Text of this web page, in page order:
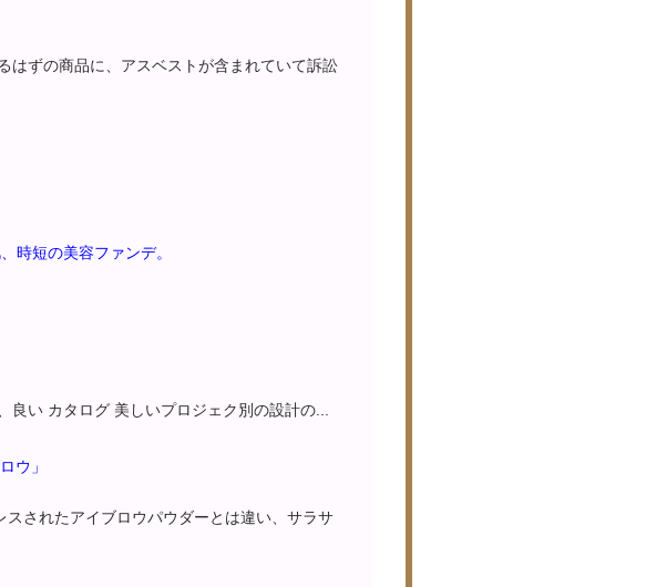
はずの商品に、アスベストが含まれていて訴訟
時短の美容ファンデ。
い カタログ 美しいプロジェク別の設計の...
ウ」
されたアイブロウパウダーとは違い、サラサ